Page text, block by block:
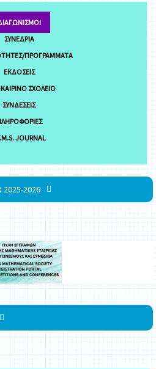
ΣΥΝΈΔΡΙΑ
ΠΡΟΓΡΆΜΜΑΤΑ
ΕΚΔΌΣΕΙΣ
ΣΧΟΛΕΊΟ
ΣΥΝΔΈΣΕΙΣ
JOURNAL
2026